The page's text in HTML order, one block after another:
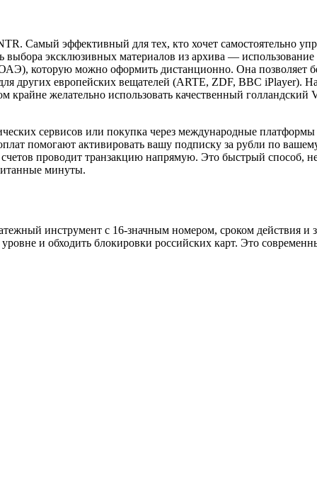
Самый эффективный для тех, кто хочет самостоятельно
эксклюзивных материалов из архива —
которую можно оформить дистанционно. Она позволяет
других европейских вещателей (ARTE, ZDF, BBC iPlayer).
крайне желательно использовать качественный
сервисов или покупка через международные
помогают активировать вашу подписку за рубли по
проводит транзакцию напрямую. Это быстрый способ,
минуты.
инструмент с 16-значным номером, сроком действия
и обходить блокировки российских карт. Это